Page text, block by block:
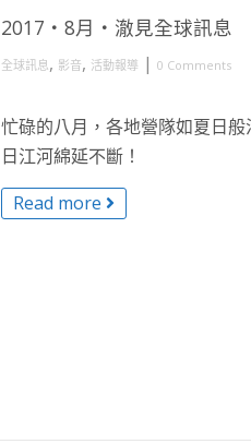
2017・8月・澈見全球訊息
全球訊息, 影音, 活動報導 | 0 Comments
忙碌的八月，各地營隊如夏日
日江河綿延不斷！
Read more